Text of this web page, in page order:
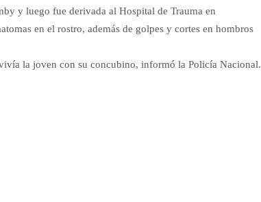
y luego fue derivada al Hospital de Trauma en
en el rostro, además de golpes y cortes en hombros
la joven con su concubino, informó la Policía Nacional.